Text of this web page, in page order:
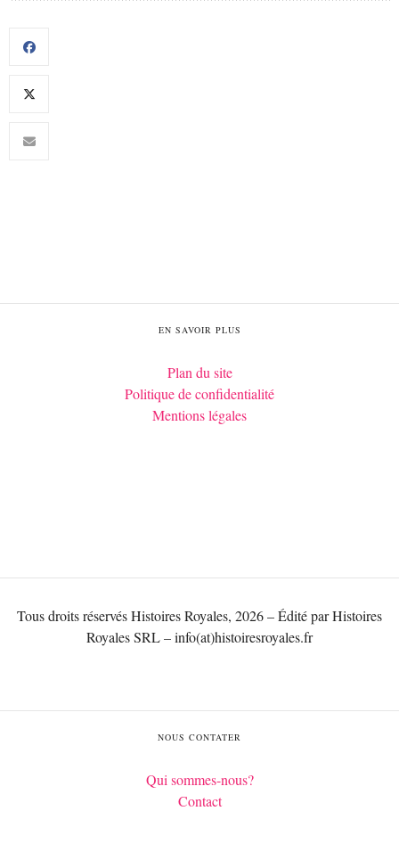
EN SAVOIR PLUS
Plan du site
Politique de confidentialité
Mentions légales
Tous droits réservés Histoires Royales, 2026 – Édité par Histoires
Royales SRL – info(at)histoiresroyales.fr
NOUS CONTATER
Qui sommes-nous?
Contact